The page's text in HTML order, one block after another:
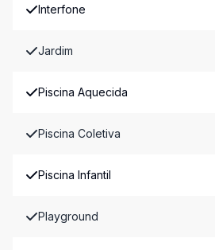
Interfone
Jardim
Piscina Aquecida
Piscina Coletiva
Piscina Infantil
Playground